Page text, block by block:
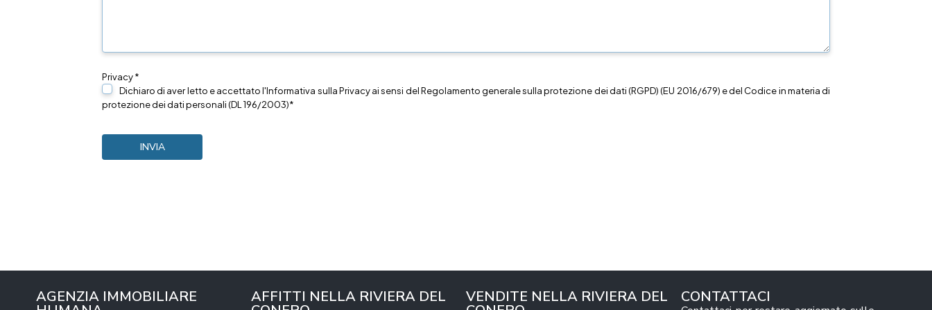
Privacy *
Dichiaro di aver letto e accettato l'Informativa sullaPrivacyai sensi del Regolamento generale sulla protezione dei dati (RGPD) (EU 2016/679) e del Codice in materia di
protezione dei dati personali (DL 196/2003)*
AGENZIA IMMOBILIARE AFFITTI NELLA RIVIERA DEL VENDITE NELLA RIVIERA DEL CONTATTACI